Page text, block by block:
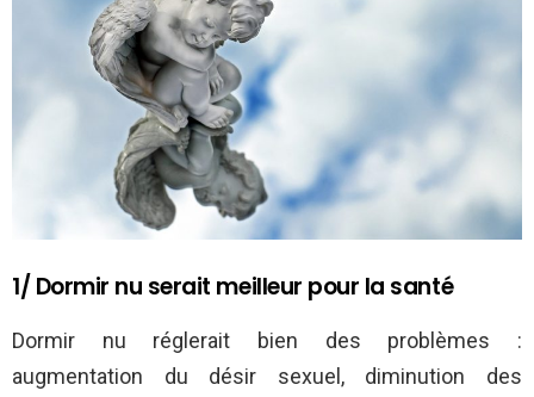
1/ Dormir nu serait meilleur pour la santé
Dormir nu réglerait bien des problèmes :
augmentation du désir sexuel, diminution des